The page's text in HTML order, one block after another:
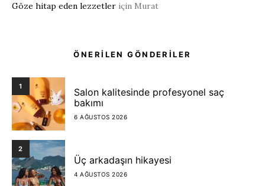
Göze hitap eden lezzetler için Murat
ÖNERİLEN GÖNDERİLER
1
Salon kalitesinde profesyonel saç
bakımı
6 AĞUSTOS 2026
2
Üç arkadaşın hikayesi
4 AĞUSTOS 2026